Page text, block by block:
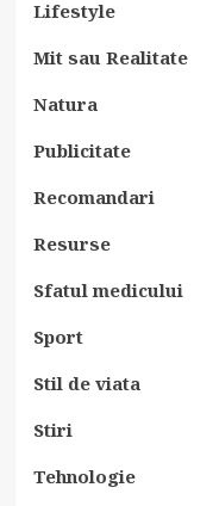
Lifestyle
Mit sau Realitate
Natura
Publicitate
Recomandari
Resurse
Sfatul medicului
Sport
Stil de viata
Stiri
Tehnologie